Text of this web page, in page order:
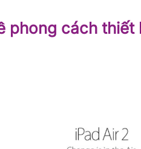
phong cách thiết